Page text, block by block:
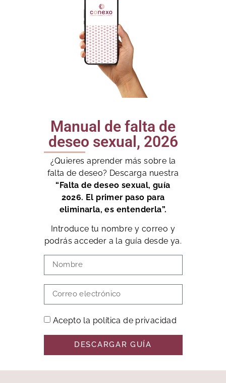
Manual de falta de
deseo sexual, 2026
¿Quieres aprender más sobre la
falta de deseo? Descarga nuestra
“Falta de deseo sexual, guía
2026. El primer paso para
eliminarla, es entenderla”.
Introduce tu nombre y correo y
podrás acceder a la guía desde ya.
Acepto la política de privacidad
DESCARGAR GUÍA